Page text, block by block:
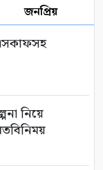
জনপ্রিয়
নিয়ে